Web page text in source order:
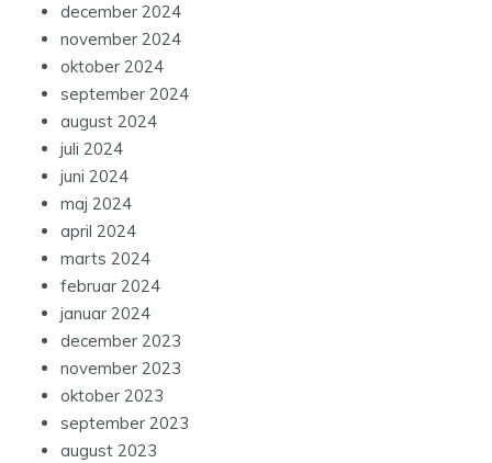
december 2024
november 2024
oktober 2024
september 2024
august 2024
juli 2024
juni 2024
maj 2024
april 2024
marts 2024
februar 2024
januar 2024
december 2023
november 2023
oktober 2023
september 2023
august 2023